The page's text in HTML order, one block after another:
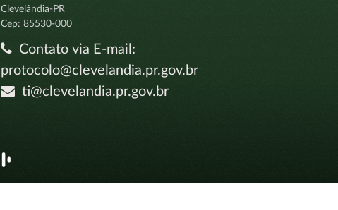
Clevelândia-PR
Cep: 85530-000
Contato via E-mail:
protocolo@clevelandia.pr.gov.br
ti@clevelandia.pr.gov.br